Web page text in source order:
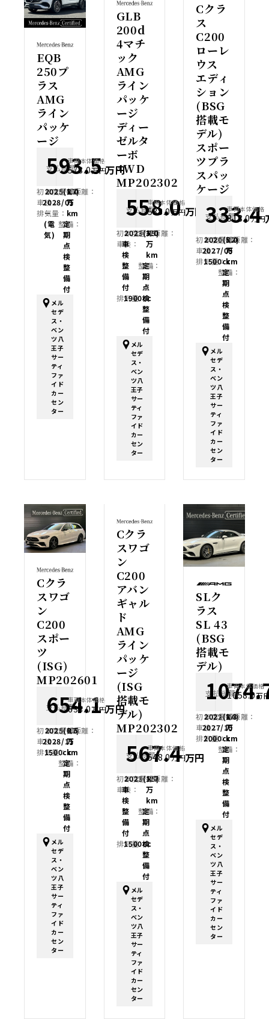
EQB
250プ
ラス
AMG
ライン
パッケ
ージ
支払総額
593.5 万円
車両本体価格
578.0万円
初年度登録：
2025(R7)
車検：
2028/01
排気量：
－
(電
気)
走行距離：
1.0
万
km
整備：
定
期
点
検
整
備
付
メル
セデ
ス・
ベン
ツ八
王子
サー
ティ
ファ
イド
カー
セン
ター
GLB
200d
4マチ
ック
AMG
ライン
パッケ
ージ
ディー
ゼルタ
ーボ
4WD
MP202302
支払総額
558.0 万円
車両本体価格
538.0万円
初年度登録：
2023(R5)
車検：
車
検
整
備
付
排気量：
1900cc
走行距離：
3.0
万
km
整備：
定
期
点
検
整
備
付
メル
セデ
ス・
ベン
ツ八
王子
サー
ティ
ファ
イド
カー
セン
ター
Cクラ
ス
C200
ローレ
ウス
エディ
ション
(BSG
搭載モ
デル)
スポー
ツプラ
スパッ
ケージ
支払総額
333.4
車両本体価格
318.0万円
初年度登録：
2020(R2)
車検：
2027/08
排気量：
1500cc
走行距離：
5.0
万
km
整備：
定
期
点
検
整
備
付
メル
セデ
ス・
ベン
ツ八
王子
サー
ティ
ファ
イド
カー
セン
ター
Cクラ
スワゴ
ン
C200
スポー
ツ
(ISG)
MP202601
支払総額
654.1 万円
車両本体価格
638.0万円
初年度登録：
2025(R7)
車検：
2028/11
排気量：
1500cc
走行距離：
0.5
万
km
整備：
定
期
点
検
整
備
付
メル
セデ
ス・
ベン
ツ八
王子
サー
ティ
ファ
イド
カー
セン
ター
Cクラ
スワゴ
ン
C200
アバン
ギャル
ド
AMG
ライン
パッケ
ージ
(ISG
搭載モ
デル)
MP202302
支払総額
567.4 万円
車両本体価格
548.0万円
初年度登録：
2023(R5)
車検：
車
検
整
備
付
排気量：
1500cc
走行距離：
1.7
万
km
整備：
定
期
点
検
整
備
付
メル
セデ
ス・
ベン
ツ八
王子
サー
ティ
ファ
イド
カー
セン
ター
SLク
ラス
SL 43
(BSG
搭載モ
デル)
支払総額
車両本体価格
1058.0万
初年度登録：
2022(R4)
車検：
2027/10
排気量：
2000cc
走行距離：
1.3
万
km
整備：
定
期
点
検
整
備
付
メル
セデ
ス・
ベン
ツ八
王子
サー
ティ
ファ
イド
カー
セン
ター